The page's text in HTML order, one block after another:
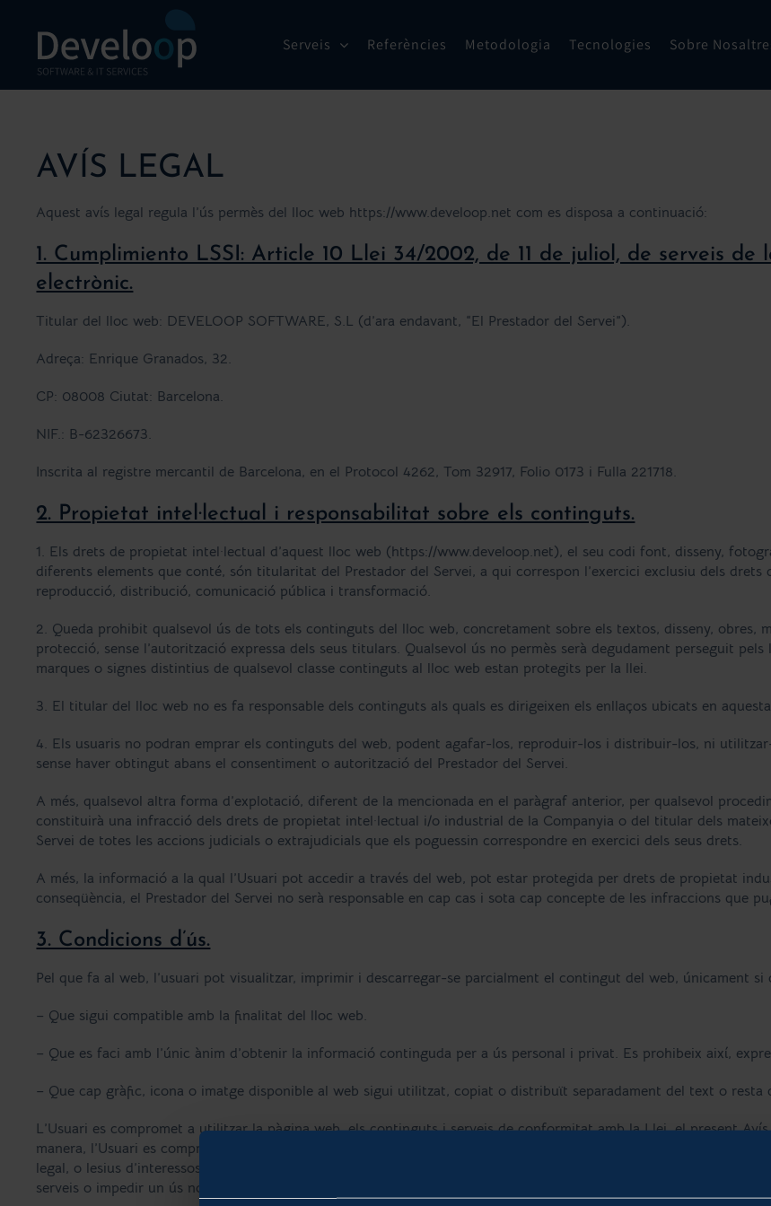
content
Serveis Referències Metodologia Tecnologies Sobre
AVÍS LEGAL
Aquest avís legal regula l’ús permès del lloc web https://www.develoop.net com es disposa a continuació:
1. Cumplimiento LSSI: Article 10 Llei 34/2002, de 11 de juliol, de serveis
electrònic.
Titular del lloc web: DEVELOOP SOFTWARE, S.L (d’ara endavant, “El Prestador del Servei”).
Adreça: Enrique Granados, 32.
CP: 08008 Ciutat: Barcelona.
NIF.: B-62326673.
Inscrita al registre mercantil de Barcelona, ​​en el Protocol 4262, Tom 32917, Folio 0173 i Fulla 221718.
2. Propietat intel·lectual i responsabilitat sobre els continguts.
1. Els drets de propietat intel·lectual d’aquest lloc web (https://www.develoop.net), el seu codi font, disseny,
diferents elements que conté, són titularitat del Prestador del Servei, a qui correspon l’exercici exclusiu dels drets
reproducció, distribució, comunicació pública i transformació.
2. Queda prohibit qualsevol ús de tots els continguts del lloc web, concretament sobre els textos, disseny, obres,
protecció, sense l’autorització expressa dels seus titulars. Qualsevol ús no permès serà degudament perseguit
marques o signes distintius de qualsevol classe continguts al lloc web estan protegits per la llei.
3. El titular del lloc web no es fa responsable dels continguts als quals es dirigeixen els enllaços ubicats en
4. Els usuaris no podran emprar els continguts del web, podent agafar-los, reproduir-los i distribuir-los, ni
sense haver obtingut abans el consentiment o autorització del Prestador del Servei.
A més, qualsevol altra forma d’explotació, diferent de la mencionada en el paràgraf anterior, per qualsevol
constituirà una infracció dels drets de propietat intel·lectual i/o industrial de la Companyia o del titular dels
Servei de totes les accions judicials o extrajudicials que els poguessin correspondre en exercici dels seus drets.
A més, la informació a la qual l’Usuari pot accedir a través del web, pot estar protegida per drets de propietat
conseqüència, el Prestador del Servei no serà responsable en cap cas i sota cap concepte de les infraccions que
3. Condicions d’ús.
Pel que fa al web, l’usuari pot visualitzar, imprimir i descarregar-se parcialment el contingut del web, únicament si
– Que sigui compatible amb la finalitat del lloc web.
– Que es faci amb l’únic ànim d’obtenir la informació continguda per a ús personal i privat. Es prohibeix així,
– Que cap gràfic, icona o imatge disponible al web sigui utilitzat, copiat o distribuït separadament del text o resta
L’Usuari es compromet a utilitzar la pàgina web, els continguts i serveis de conformitat amb la Llei, el present
manera, l’Usuari es compromet a no utilitzar la pàgina web, els seus continguts o serveis que es prestin a través
legal, o lesius d’interessos o drets de tercers, o que de qualsevol altra manera, pugui danyar, inutilitzar, fer
serveis o impedir un ús normal de la mateixa per part d’altres usuaris.